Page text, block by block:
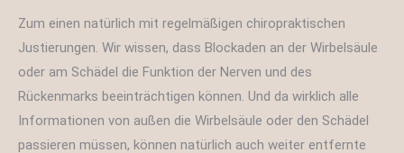
Zum einen natürlich mit regelmäßigen chiropraktischen
Justierungen. Wir wissen, dass Blockaden an der Wirbelsäule
oder am Schädel die Funktion der Nerven und des
Rückenmarks beeinträchtigen können. Und da wirklich alle
Informationen von außen die Wirbelsäule oder den Schädel
passieren müssen, können natürlich auch weiter entfernte